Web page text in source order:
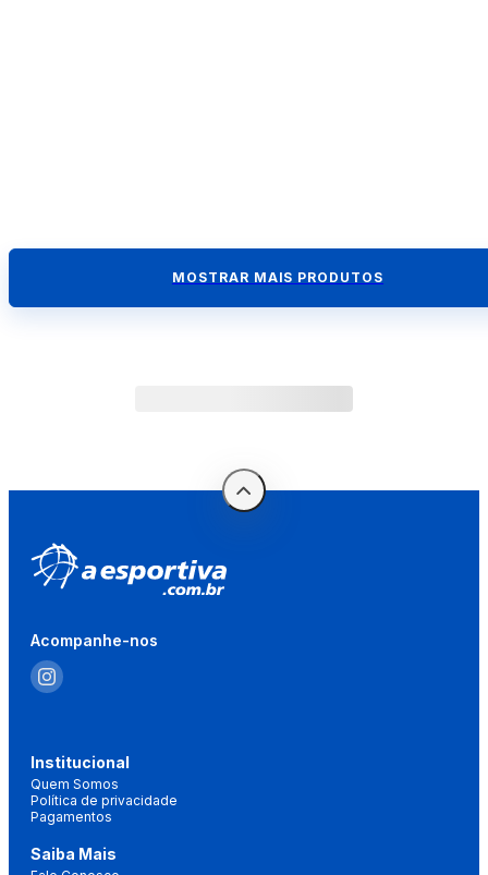
MOSTRAR MAIS PRODUTOS
Acompanhe-nos
Institucional
Quem Somos
Política de privacidade
Pagamentos
Saiba Mais